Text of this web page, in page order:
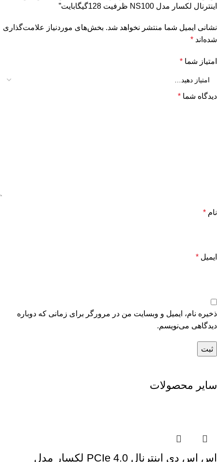
اینترنال لکسار مدل NS100 ظرفیت 128گیگابایت”
نشانی ایمیل شما منتشر نخواهد شد. بخش‌های موردنیاز علامت‌گذاری
شده‌اند *
امتیاز شما *
دیدگاه شما *
نام *
ایمیل *
ذخیره نام، ایمیل و وبسایت من در مرورگر برای زمانی که دوباره
دیدگاهی می‌نویسم.
سایر محصولات
اس اس دی اینترنال PCIe 4.0 لکسار مدل